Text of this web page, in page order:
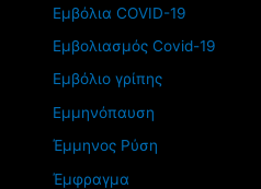
Εμβόλια COVID-19
Εμβολιασμός Covid-19
Εμβόλιο γρίπης
Εμμηνόπαυση
Έμμηνος Ρύση
Έμφραγμα